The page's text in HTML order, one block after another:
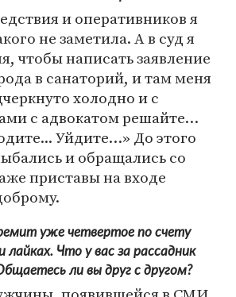
и оперативников я
не заметила. А в суд я
чтобы написать заявление
в санаторий, и там меня
холодно и с
с адвокатом решайте…
Уйдите…» До этого
и обращались со
приставы на входе
уже четвертое по счету
лайках. Что у вас за рассадник
ли вы друг с другом?